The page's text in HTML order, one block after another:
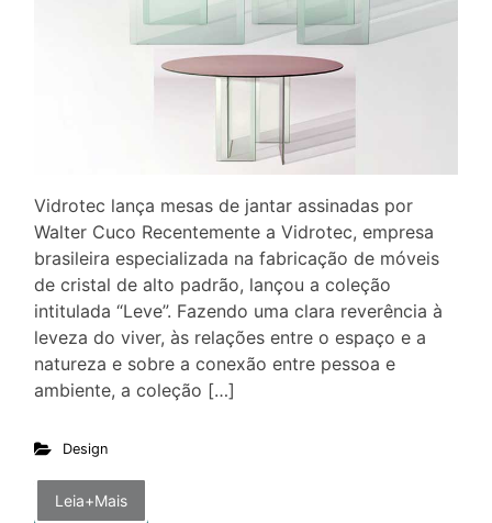
Vidrotec lança mesas de jantar assinadas por
Walter Cuco Recentemente a Vidrotec, empresa
brasileira especializada na fabricação de móveis
de cristal de alto padrão, lançou a coleção
intitulada “Leve”. Fazendo uma clara reverência à
leveza do viver, às relações entre o espaço e a
natureza e sobre a conexão entre pessoa e
ambiente, a coleção […]
Design
Leia+Mais